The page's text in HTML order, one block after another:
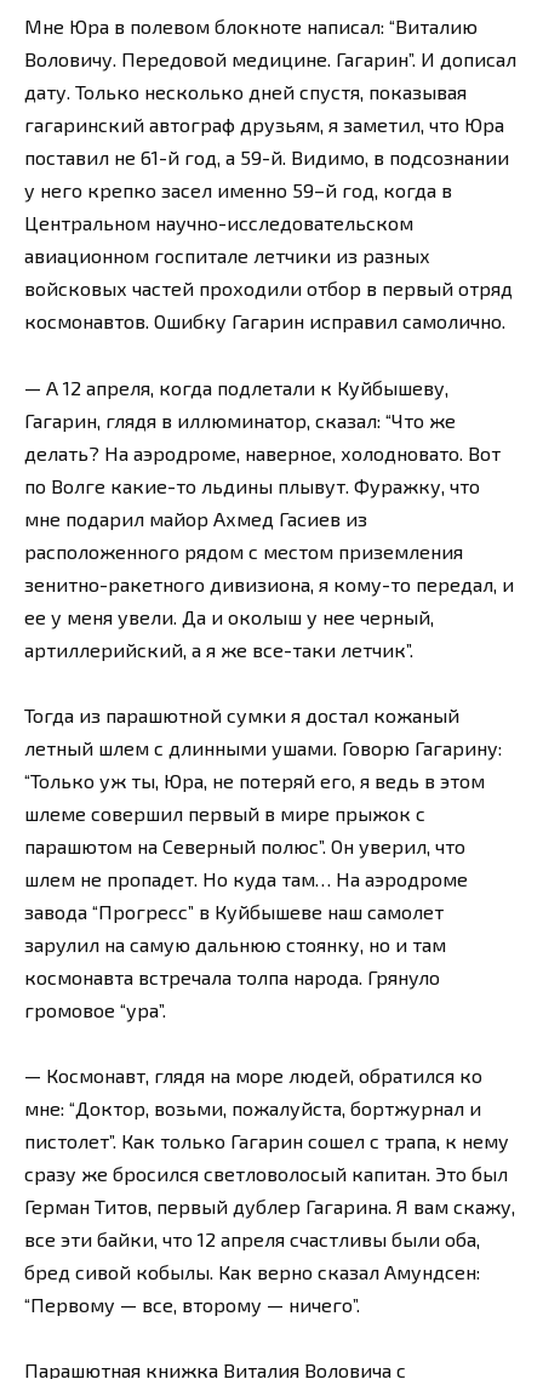
Мне Юра в полевом блокноте написал: “Виталию
Воловичу. Передовой медицине. Гагарин”. И дописал
дату. Только несколько дней спустя, показывая
гагаринский автограф друзьям, я заметил, что Юра
поставил не 61-й год, а 59-й. Видимо, в подсознании
у него крепко засел именно 59–й год, когда в
Центральном научно-исследовательском
авиационном госпитале летчики из разных
войсковых частей проходили отбор в первый отряд
космонавтов. Ошибку Гагарин исправил самолично.
— А 12 апреля, когда подлетали к Куйбышеву,
Гагарин, глядя в иллюминатор, сказал: “Что же
делать? На аэродроме, наверное, холодновато. Вот
по Волге какие-то льдины плывут. Фуражку, что
мне подарил майор Ахмед Гасиев из
расположенного рядом с местом приземления
зенитно-ракетного дивизиона, я кому-то передал, и
ее у меня увели. Да и околыш у нее черный,
артиллерийский, а я же все-таки летчик”.
Тогда из парашютной сумки я достал кожаный
летный шлем с длинными ушами. Говорю Гагарину:
“Только уж ты, Юра, не потеряй его, я ведь в этом
шлеме совершил первый в мире прыжок с
парашютом на Северный полюс”. Он уверил, что
шлем не пропадет. Но куда там… На аэродроме
завода “Прогресс” в Куйбышеве наш самолет
зарулил на самую дальнюю стоянку, но и там
космонавта встречала толпа народа. Грянуло
громовое “ура”.
— Космонавт, глядя на море людей, обратился ко
мне: “Доктор, возьми, пожалуйста, бортжурнал и
пистолет”. Как только Гагарин сошел с трапа, к нему
сразу же бросился светловолосый капитан. Это был
Герман Титов, первый дублер Гагарина. Я вам скажу,
все эти байки, что 12 апреля счастливы были оба,
бред сивой кобылы. Как верно сказал Амундсен:
“Первому — все, второму — ничего”.
Парашютная книжка Виталия Воловича с